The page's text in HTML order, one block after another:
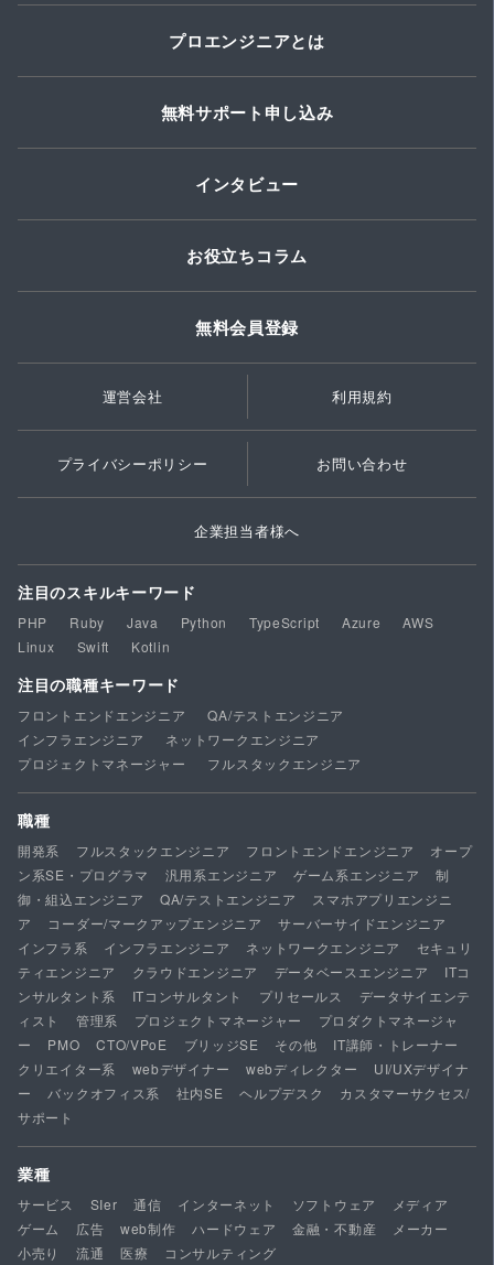
プロエンジニアとは
無料サポート申し込み
インタビュー
お役立ちコラム
無料会員登録
運営会社 利用規約
プライバシーポリシー お問い合わせ
企業担当者様へ
注目のスキルキーワード
PHP Ruby Java Python TypeScript Azure
AWS
Linux
Swift Kotlin
注目の職種キーワード
フロントエンドエンジニア
QA/テストエンジニア
インフラエンジニア
ネットワークエンジニア
プロジェクトマネージャー
フルスタックエンジニア
職種
開発系 フルスタックエンジニア フロントエンドエンジニア
オープ
ン系SE・プログラマ
汎用系エンジニア ゲーム系エンジニア
制
御・組込エンジニア
QA/テストエンジニア
スマホアプリエンジニ
ア
コーダー/マークアップエンジニア
サーバーサイドエンジニア
インフラ系
インフラエンジニア ネットワークエンジニア
セキュリ
ティエンジニア
クラウドエンジニア データベースエンジニア
ITコ
ンサルタント系
ITコンサルタント プリセールス
データサイエンテ
ィスト
管理系 プロジェクトマネージャー
プロダクトマネージャ
ー
PMO CTO/VPoE ブリッジSE その他
IT講師・トレーナー
クリエイター系
webデザイナー webディレクター
UI/UXデザイナ
ー
バックオフィス系 社内SE ヘルプデスク
カスタマーサクセス/
サポート
業種
サービス SIer 通信 インターネット ソフトウェア
メディア
ゲーム
広告 web制作 ハードウェア 金融・不動産
メーカー
小売り
流通 医療 コンサルティング